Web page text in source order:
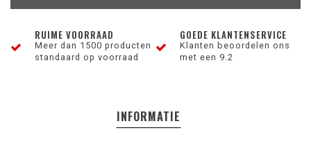
RUIME VOORRAAD
Meer dan 1500 producten
standaard op voorraad
GOEDE KLANTENSERVICE
Klanten beoordelen ons
met een 9.2
INFORMATIE